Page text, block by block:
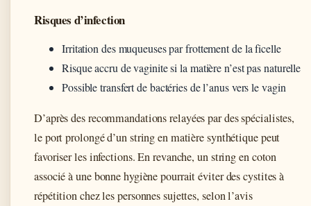
Risques d’infection
Irritation des muqueuses par frottement de la ficelle
Risque accru de vaginite si la matière n’est pas naturelle
Possible transfert de bactéries de l’anus vers le vagin
D’après des recommandations relayées par des spécialistes,
le port prolongé d’un string en matière synthétique peut
favoriser les infections. En revanche, un string en coton
associé à une bonne hygiène pourrait éviter des cystites à
répétition chez les personnes sujettes, selon l’avis